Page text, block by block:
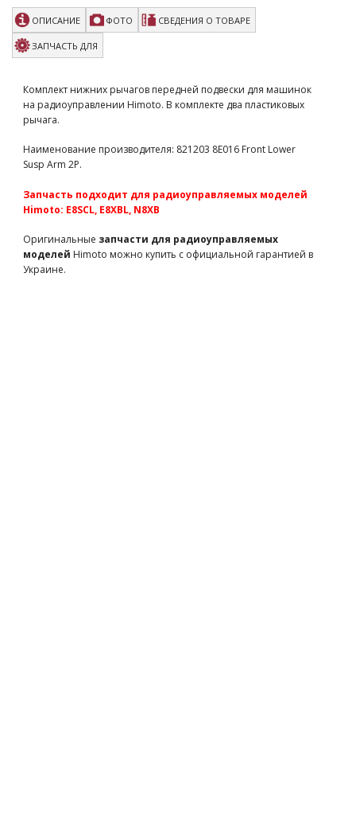
820075 129 грн есть в наличии
Радиобокс (820076 запчасти для радиоуправляемых
моделей Himoto)
820076 350 грн
Крепление заднего центрального дифференциала
(820078 запчасти для радиоуправляемых моделей Himoto)
радиоуправлении E8SCL, E8XBL, N8XB (821202 запчасти
Himoto)
Полуоси алюминиевые для машинки на радиоуправлении
M813 610 грн есть в наличии
Приёмник MT-301RX влагозащищённый (MT-301RX
ОПИСАНИЕ ФОТО СВЕДЕНИЯ О ТОВАРЕ
ЗАПЧАСТЬ ДЛЯ
Комплект нижних рычагов передней подвески для машинок
на радиоуправлении Himoto. В комплекте два пластиковых
рычага.
Наименование производителя: 821203 8E016 Front Lower
Susp Arm 2P.
Запчасть подходит для радиоуправляемых моделей
Himoto: E8SCL, E8XBL, N8XB
Оригинальные запчасти для радиоуправляемых
моделей Himoto можно купить с официальной гарантией в
Украине.